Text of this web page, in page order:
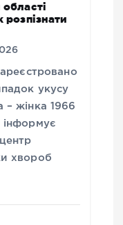
розпізнати
укусу
– жінка 1966
хвороб